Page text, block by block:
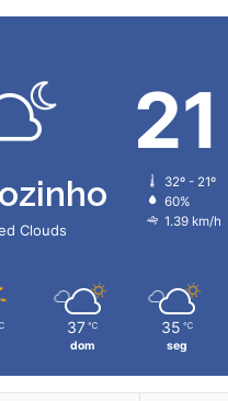
Clouds
21
32º - 21º
60%
1.39 km/h
37 ℃
dom
35 ℃
seg